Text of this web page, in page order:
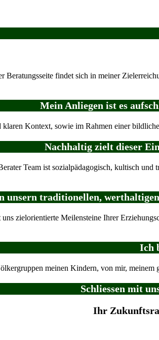
Beratungsseite findet sich in meiner
Mein Anliegen ist es
Kontext, sowie im Rahmen einer
Nachhaltig zielt dieser
Team ist sozialpädagogisch, kultisch
unsern traditionellen,
uns zielorientierte Meilensteine Ihrer
Ich
meinen Kindern, von mir,
Schliessen mit
Ihr